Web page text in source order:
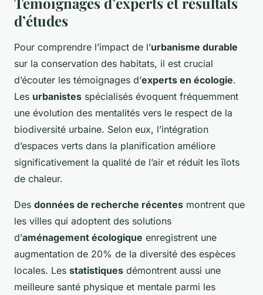
d’études
Pour comprendre l’impact de l’urbanisme durable
sur la conservation des habitats, il est crucial
d’écouter les témoignages d’experts en écologie.
Les urbanistes spécialisés évoquent fréquemment
une évolution des mentalités vers le respect de la
biodiversité urbaine. Selon eux, l’intégration
d’espaces verts dans la planification améliore
significativement la qualité de l’air et réduit les îlots
de chaleur.
Des données de recherche récentes montrent que
les villes qui adoptent des solutions
d’aménagement écologique enregistrent une
augmentation de 20% de la diversité des espèces
locales. Les statistiques démontrent aussi une
meilleure santé physique et mentale parmi les